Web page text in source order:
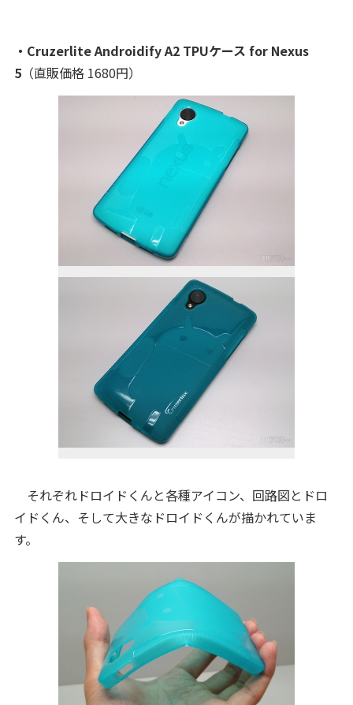
・Cruzerlite Androidify A2 TPUケース for Nexus
5（直販価格 1680円）
それぞれドロイドくんと各種アイコン、回路図とドロ
イドくん、そして大きなドロイドくんが描かれていま
す。